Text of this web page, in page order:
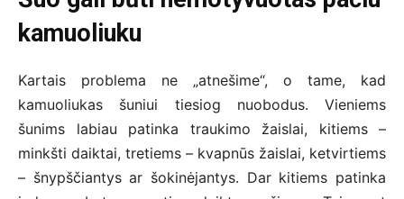
kamuoliuku
Kartais problema ne „atnešime“, o tame, kad
kamuoliukas šuniui tiesiog nuobodus. Vieniems
šunims labiau patinka traukimo žaislai, kitiems –
minkšti daiktai, tretiems – kvapnūs žaislai, ketvirtiems
– šnypščiantys ar šokinėjantys. Dar kitiems patinka